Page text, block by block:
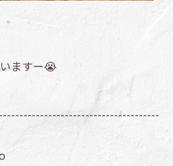
ますー😭